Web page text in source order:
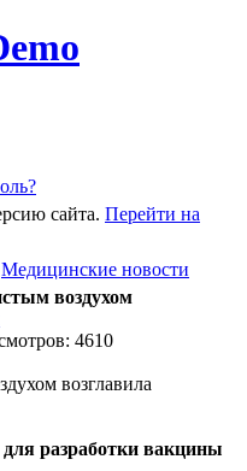
сайта. Перейти на
Медицинские новости
воздухом
4610
возглавила
разработки вакцины